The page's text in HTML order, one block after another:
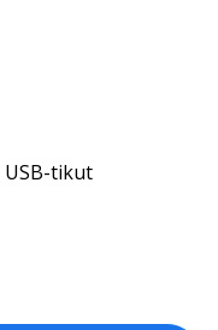
USB-tikut